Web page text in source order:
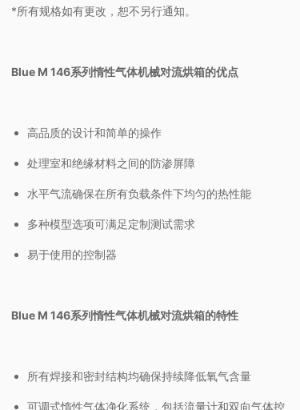
*所有规格如有更改，恕不另行通知。
Blue M 146系列惰性气体机械对流烘箱的优点
高品质的设计和简单的操作
处理室和绝缘材料之间的防渗屏障
水平气流确保在所有负载条件下均匀的热性能
多种模型选项可满足定制测试需求
易于使用的控制器
Blue M 146系列惰性气体机械对流烘箱的特性
所有焊接和密封结构均确保持续降低氧气含量
可调式惰性气体净化系统，包括流量计和双向气体控